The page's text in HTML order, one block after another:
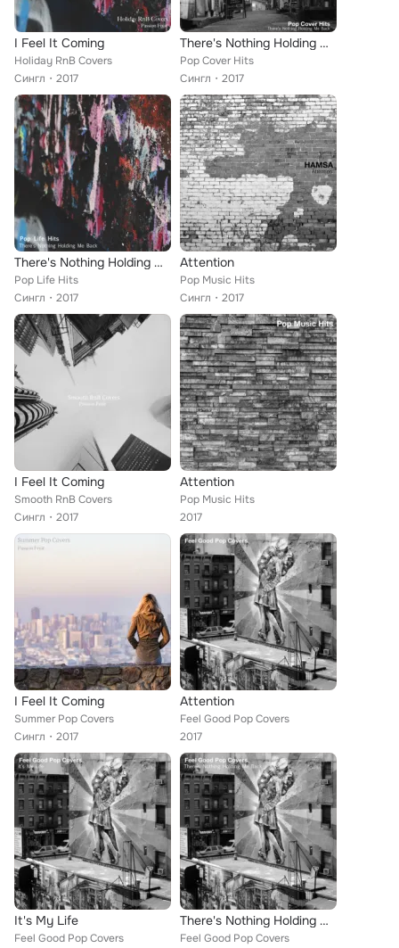
I Feel It Coming
Holiday RnB Covers
Сингл
2017
There's Nothing Holding Me Back
Pop Cover Hits
Сингл
2017
There's Nothing Holding Me Back
Pop Life Hits
Сингл
2017
Attention
Pop Music Hits
Сингл
2017
I Feel It Coming
Smooth RnB Covers
Сингл
2017
Attention
Pop Music Hits
2017
I Feel It Coming
Summer Pop Covers
Сингл
2017
Attention
Feel Good Pop Covers
2017
It's My Life
Feel Good Pop Covers
There's Nothing Holding Me Back
Feel Good Pop Covers